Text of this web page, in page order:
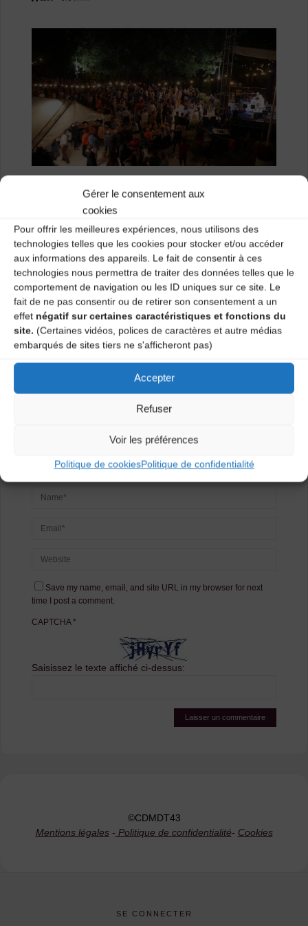
Gérer le consentement aux
cookies
Pour offrir les meilleures expériences, nous utilisons des
technologies telles que les cookies pour stocker et/ou accéder
aux informations des appareils. Le fait de consentir à ces
technologies nous permettra de traiter des données telles que le
comportement de navigation ou les ID uniques sur ce site. Le
fait de ne pas consentir ou de retirer son consentement a un
effet négatif sur certaines caractéristiques et fonctions du
site. (Certaines vidéos, polices de caractères et autre médias
embarqués de sites tiers ne s'afficheront pas)
Accepter
Refuser
Voir les préférences
Politique de cookiesPolitique de confidentialité
Previous image
Next image
Laisser un
commentaire
Save my name, email, and site URL in my browser for next
time I post a comment.
CAPTCHA*
Saisissez le texte affiché ci-dessus:
©CDMDT43
Mentions légales- Politique de confidentialité- Cookies
SE CONNECTER